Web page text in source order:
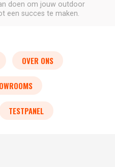
doen om jouw outdoor
een succes te maken.
OVER ONS
TESTPANEL